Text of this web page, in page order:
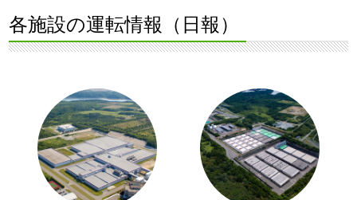
各施設の運転情報（日報）